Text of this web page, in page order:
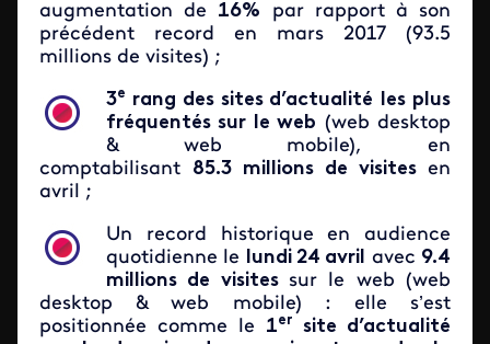
augmentation de 16% par rapport à son
précédent record en mars 2017 (93.5
millions de visites) ;
3e rang des sites d’actualité les plus
fréquentés sur le web (web desktop
& web mobile), en
comptabilisant 85.3 millions de visites en
avril ;
Un record historique en audience
quotidienne le lundi 24 avril avec 9.4
millions de visites sur le web (web
desktop & web mobile) : elle s’est
positionnée comme le 1er
site d’actualité